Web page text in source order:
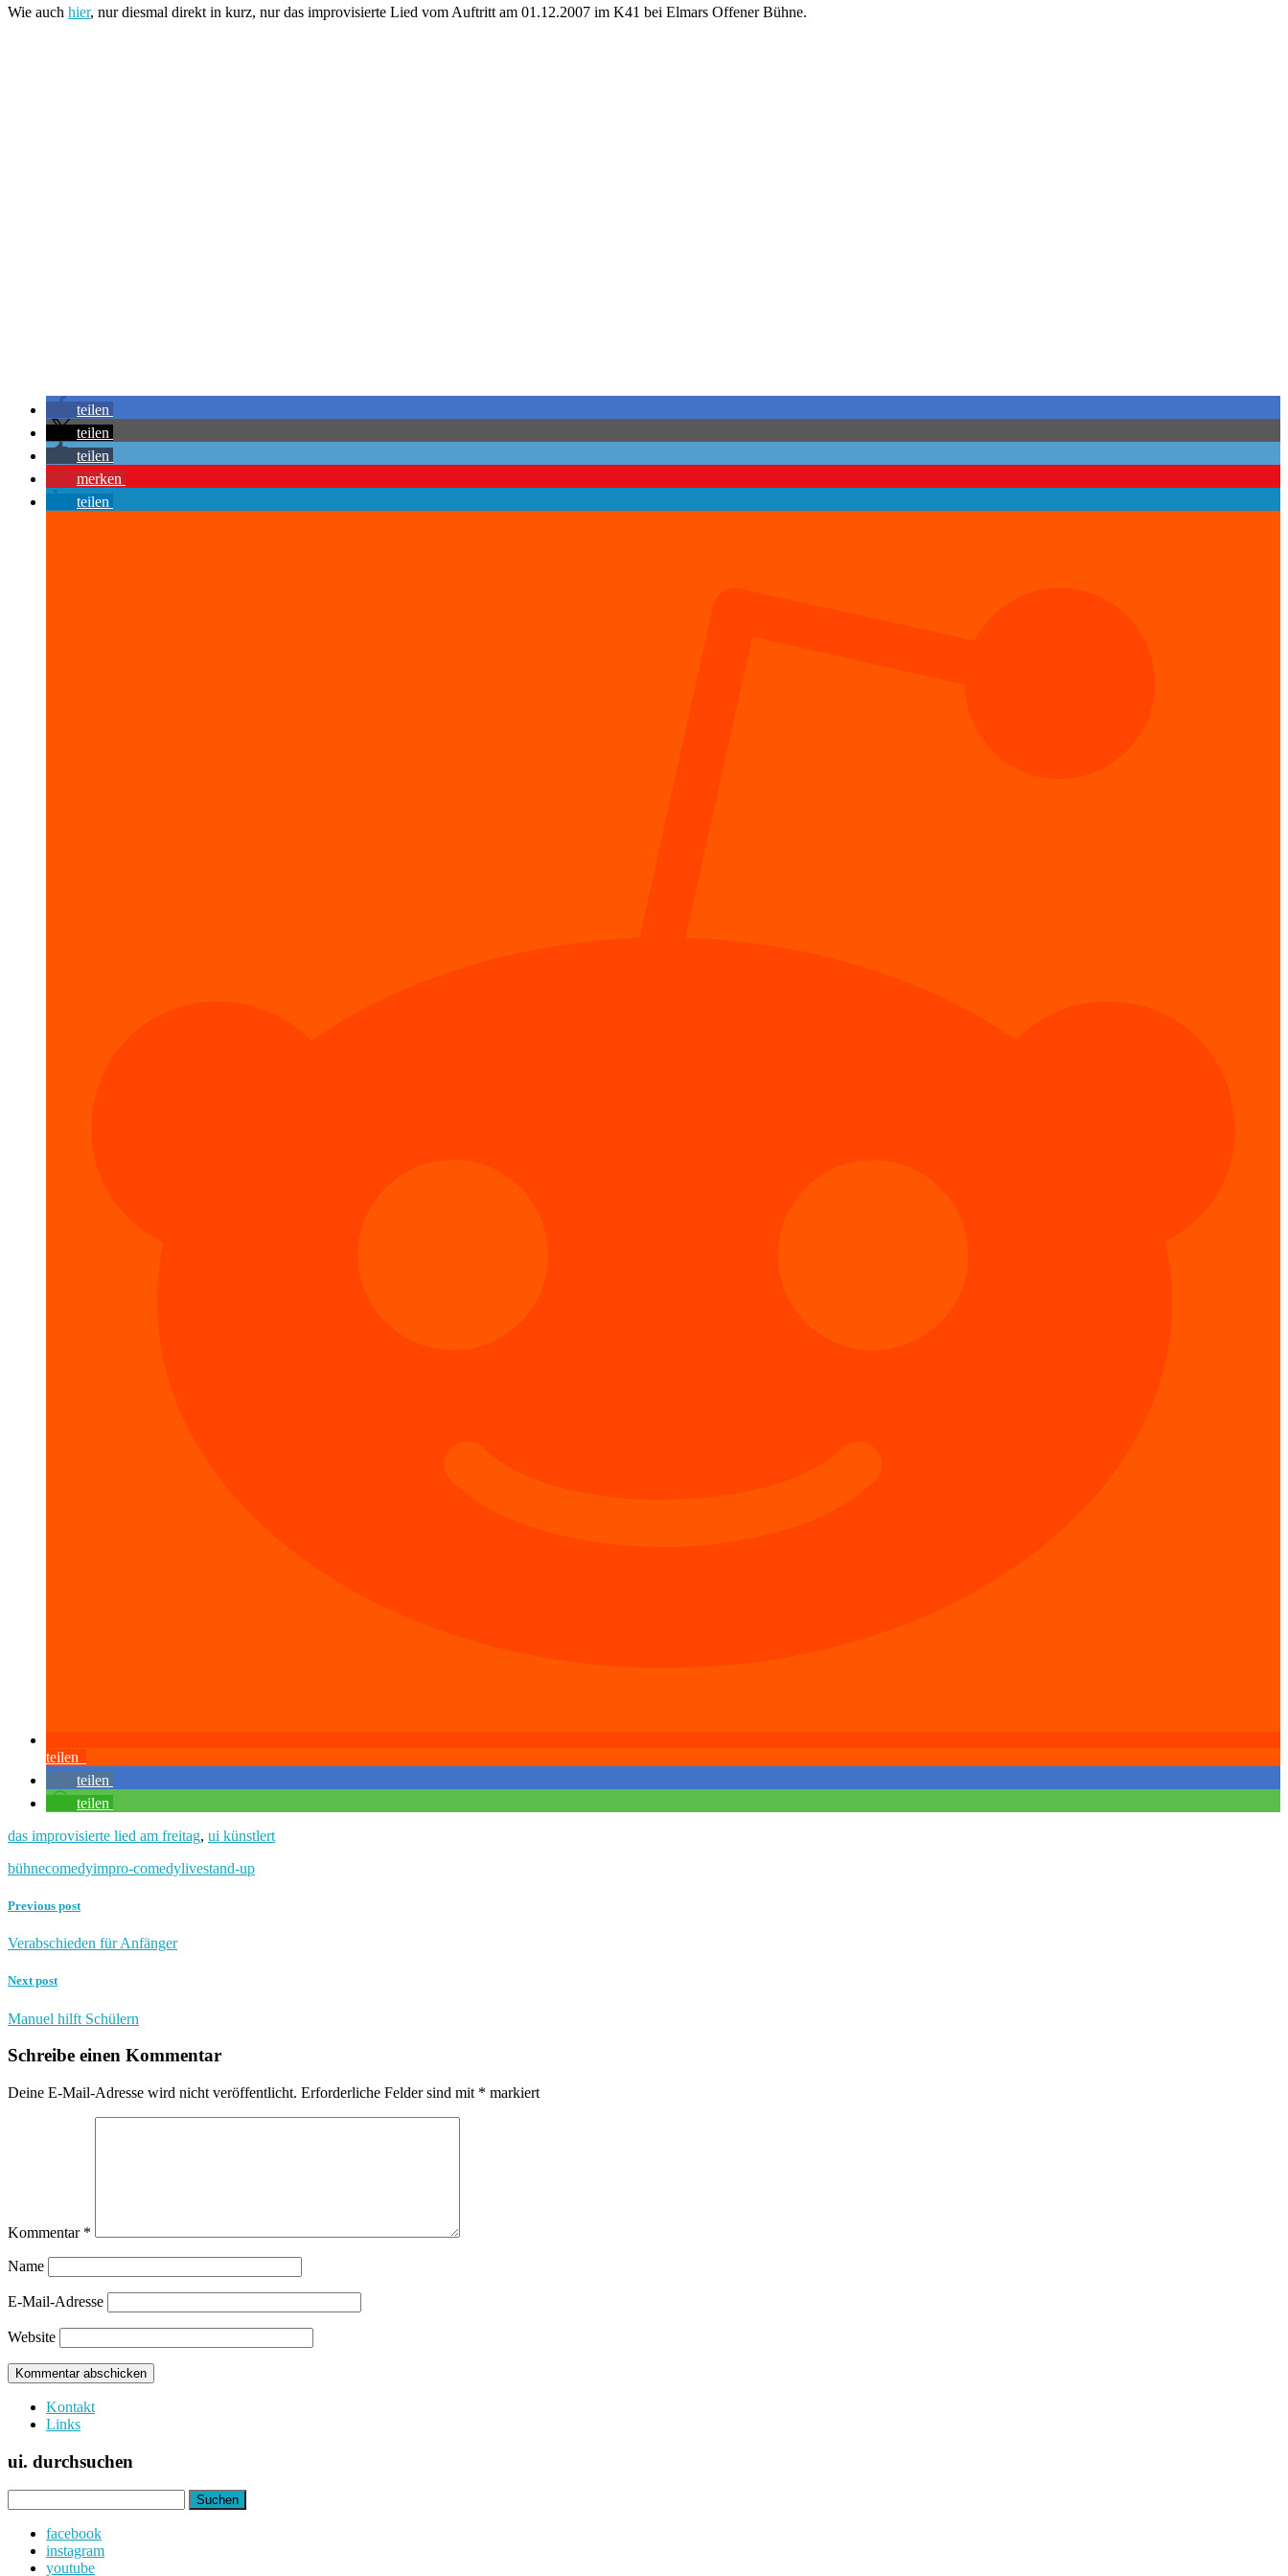
Wie auch hier, nur diesmal direkt in kurz, nur das improvisierte Lied vom Auftritt am 01.12.2007 im K41 bei Elmars Offener Bühne.
teilen
teilen
teilen
merken
teilen
teilen
teilen
teilen
das improvisierte lied am freitag, ui künstlert
bühnecomedyimpro-comedylivestand-up
Previous post
Verabschieden für Anfänger
Next post
Manuel hilft Schülern
Schreibe einen Kommentar
Deine E-Mail-Adresse wird nicht veröffentlicht. Erforderliche Felder sind mit * markiert
Kommentar *
Name
E-Mail-Adresse
Website
Kontakt
Links
ui. durchsuchen
nach:
facebook
instagram
youtube